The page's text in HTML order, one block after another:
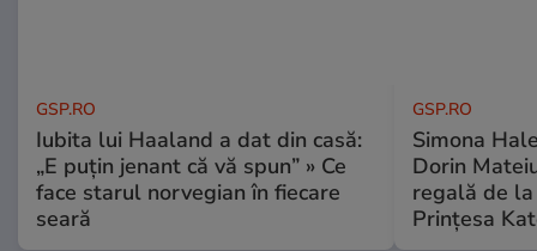
GSP.RO
Iubita lui Haaland a dat din casă:
„E puțin jenant că vă spun” » Ce
face starul norvegian în fiecare
seară
GSP.RO
Simona
Dorin
regală de
Prințesa